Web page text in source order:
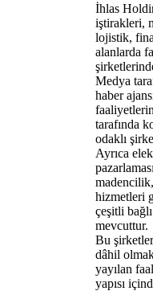
İhlas
iştirakleri,
lojistik,
alanlarda
Medya
haber
tarafında
odaklı
Ayrıca
madencilik,
hizmetleri
çeşitli
mevcuttur.
Bu
dâhil
yayılan
yapısı